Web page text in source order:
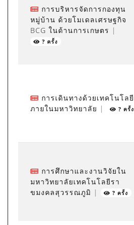
การบริหารจัดการกองทุน
หมู่บ้าน ด้วยโมเดลเศรษฐกิจ
BCG ในด้านการเกษตร |
? ครั้ง
การเดินทางด้วยเทคโนโลยี
ภายในมหาวิทยาลัย | ? ครั้ง
การศึกษาและงานวิจัยใน
มหาวิทยาลัยเทคโนโลยีรา
ขมงคลสุวรรณภูมิ | ? ครั้ง